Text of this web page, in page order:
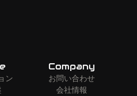
ン
Company
お問い合わせ
会社情報